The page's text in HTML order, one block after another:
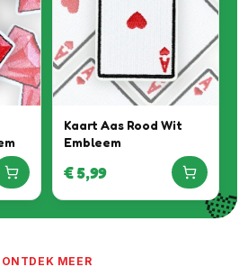
Kaart Aas Rood Wit
Embleem
€5,99
ONTDEK MEER